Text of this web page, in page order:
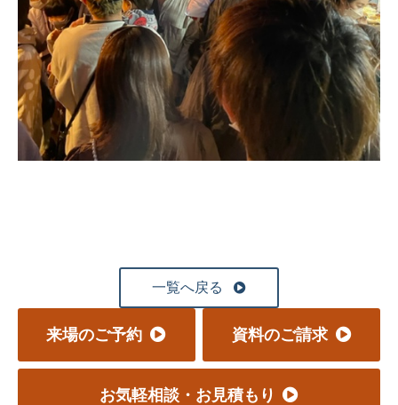
一覧へ戻る
来場のご予約
お気軽相談・お見積もり
資料のご請求